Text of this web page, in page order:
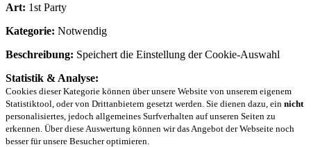
Art: 1st Party
Kategorie: Notwendig
Beschreibung: Speichert die Einstellung der Cookie-Auswahl
Statistik & Analyse:
Cookies dieser Kategorie können über unsere Website von unserem eigenem
Statistiktool, oder von Drittanbietern gesetzt werden. Sie dienen dazu, ein nicht
personalisiertes, jedoch allgemeines Surfverhalten auf unseren Seiten zu
erkennen. Über diese Auswertung können wir das Angebot der Webseite noch
besser für unsere Besucher optimieren.